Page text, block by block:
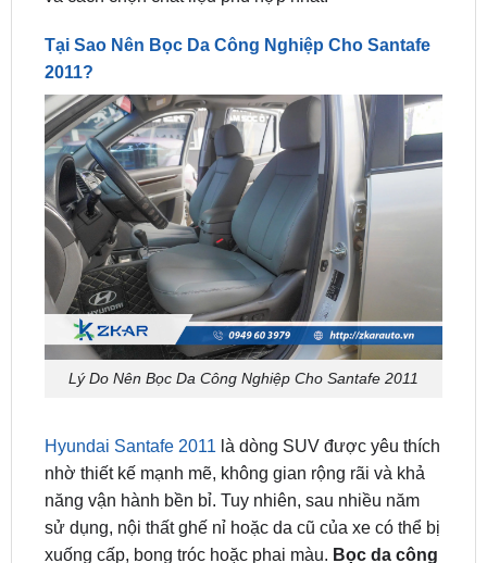
Lý Do Nên Bọc Da Công Nghiệp Cho Santafe 2011
Hyundai Santafe 2011là dòng SUV được yêu thích
năng vận hành bền bỉ. Tuy nhiên, sau nhiều năm
sử dụng, nội thất ghế nỉ hoặc da cũ của xe có thể bị
xuống cấp, bong tróc hoặc phai màu.Bọc da công
nghiệp cho Santafe 2011không chỉ khắc phục
vấn đề này mà còn mang lại nhiều lợi ích vượt trội: